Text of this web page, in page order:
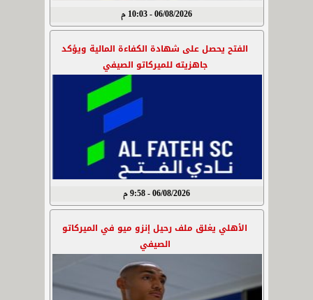
06/08/2026 - 10:03 م
الفتح يحصل على شهادة الكفاءة المالية ويؤكد
جاهزيته للميركاتو الصيفي
06/08/2026 - 9:58 م
الأهلي يغلق ملف رحيل إنزو ميو في الميركاتو
الصيفي